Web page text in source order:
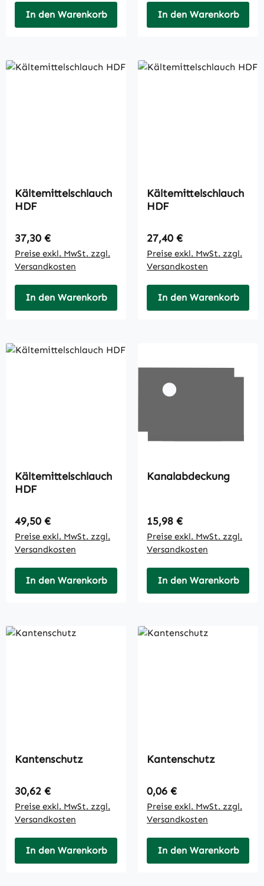
In den Warenkorb In den Warenkorb
Kältemittelschlauch
HDF
Regulärer Preis:
37,30 €
Preise exkl. MwSt. zzgl.
Versandkosten
In den Warenkorb
Kältemittelschlauch
HDF
Regulärer Preis:
27,40 €
Preise exkl. MwSt. zzgl.
Versandkosten
In den Warenkorb
Kältemittelschlauch
HDF
Regulärer Preis:
49,50 €
Preise exkl. MwSt. zzgl.
Versandkosten
In den Warenkorb
Kanalabdeckung
Regulärer Preis:
15,98 €
Preise exkl. MwSt. zzgl.
Versandkosten
In den Warenkorb
Kantenschutz
Regulärer Preis:
30,62 €
Preise exkl. MwSt. zzgl.
Versandkosten
In den Warenkorb
Kantenschutz
Regulärer Preis:
0,06 €
Preise exkl. MwSt. zzgl.
Versandkosten
In den Warenkorb